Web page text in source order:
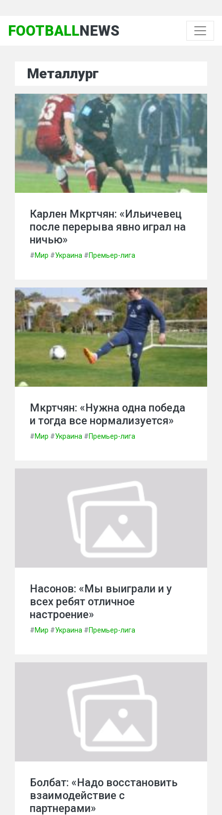
FOOTBALLNEWS
Металлург
Карлен Мкртчян: «Ильичевец
после перерыва явно играл на
ничью»
#Мир #Украина #Премьер-лига
Мкртчян: «Нужна одна победа
и тогда все нормализуется»
#Мир #Украина #Премьер-лига
Насонов: «Мы выиграли и у
всех ребят отличное
настроение»
#Мир #Украина #Премьер-лига
Болбат: «Надо восстановить
взаимодействие с
партнерами»